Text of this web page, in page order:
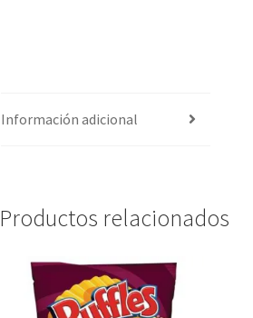
Información adicional
Productos relacionados